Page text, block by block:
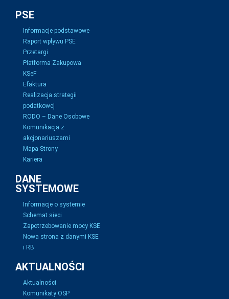
PSE
Informacje podstawowe
Raport wpływu PSE
Przetargi
Platforma Zakupowa
KSeF
Efaktura
Realizacja strategii
podatkowej
RODO – Dane Osobowe
Komunikacja z
akcjonariuszami
Mapa Strony
Kariera
DANE
SYSTEMOWE
Informacje o systemie
Schemat sieci
Zapotrzebowanie mocy KSE
Nowa strona z danymi KSE
i RB
AKTUALNOŚCI
Aktualności
Komunikaty OSP